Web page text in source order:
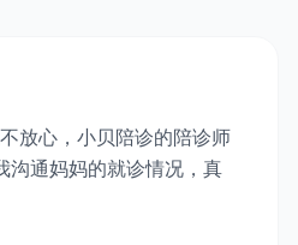
放心，小贝陪诊的陪诊师
沟通妈妈的就诊情况，真